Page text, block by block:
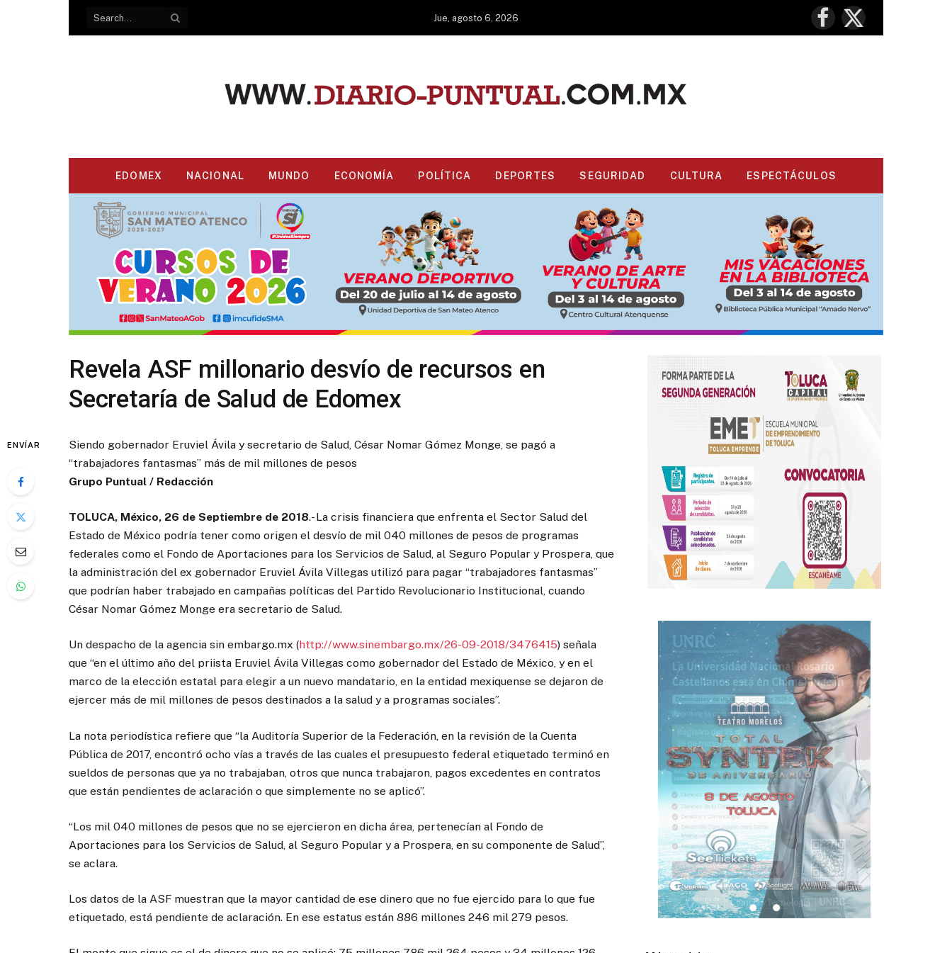
Jue, agosto 6, 2026
Facebook
X
(Twitter)
EDOMEX NACIONAL MUNDO ECONOMÍA POLÍTICA DEPORTES SEGURIDAD CULTURA ESPECTÁCULOS
Revela ASF millonario desvío de recursos en
Secretaría de Salud de Edomex
ENVÍAR
Siendo gobernador Eruviel Ávila y secretario de Salud, César Nomar Gómez Monge, se pagó a
“trabajadores fantasmas” más de mil millones de pesos
Grupo Puntual / Redacción
TOLUCA, México, 26 de Septiembre de 2018.- La crisis financiera que enfrenta el Sector Salud del
Estado de México podría tener como origen el desvío de mil 040 millones de pesos de programas
federales como el Fondo de Aportaciones para los Servicios de Salud, al Seguro Popular y Prospera, que
la administración del ex gobernador Eruviel Ávila Villegas utilizó para pagar “trabajadores fantasmas”
que podrían haber trabajado en campañas políticas del Partido Revolucionario Institucional, cuando
César Nomar Gómez Monge era secretario de Salud.
Un despacho de la agencia sin embargo.mx (http://www.sinembargo.mx/26-09-2018/3476415) señala
que “en el último año del priista Eruviel Ávila Villegas como gobernador del Estado de México, y en el
marco de la elección estatal para elegir a un nuevo mandatario, en la entidad mexiquense se dejaron de
ejercer más de mil millones de pesos destinados a la salud y a programas sociales”.
La nota periodística refiere que “la Auditoría Superior de la Federación, en la revisión de la Cuenta
Pública de 2017, encontró ocho vías a través de las cuales el presupuesto federal etiquetado terminó en
sueldos de personas que ya no trabajaban, otros que nunca trabajaron, pagos excedentes en contratos
que están pendientes de aclaración o que simplemente no se aplicó”.
“Los mil 040 millones de pesos que no se ejercieron en dicha área, pertenecían al Fondo de
Aportaciones para los Servicios de Salud, al Seguro Popular y a Prospera, en su componente de Salud”,
se aclara.
Los datos de la ASF muestran que la mayor cantidad de ese dinero que no fue ejercido para lo que fue
etiquetado, está pendiente de aclaración. En ese estatus están 886 millones 246 mil 279 pesos.